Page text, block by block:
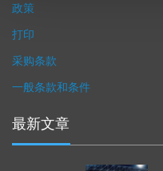
政策
打印
采购条款
一般条款和条件
最新文章